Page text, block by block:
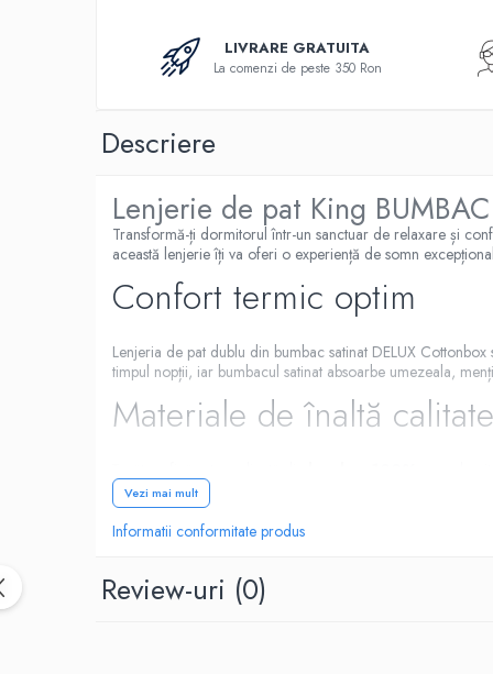
LIVRARE GRATUITA
La comenzi de peste 350 Ron
Descriere
Lenjerie de pat King
Transformă-ți dormitorul într-un sanctuar de relaxare și
această lenjerie îți va oferi o experiență de somn
Confort termic optim
Lenjeria de pat dublu din bumbac satinat DELUX
timpul nopții, iar bumbacul satinat absoarbe umezeala,
Materiale de înaltă calitate
generație, folosind
întreținere.
Detalii atent lucrate
Cusăturile sunt realizate cu atenție, fiind alese în funcție
Vezi mai mult
Informatii conformitate produs
Review-uri (0)